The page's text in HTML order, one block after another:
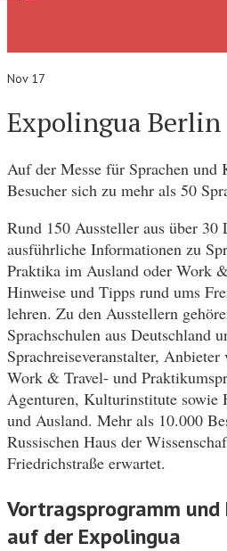
Nov 17
Expolingua Berlin
Auf der Messe für Sprachen und
Besucher sich zu mehr als 50
Rund 150 Aussteller aus über 30
ausführliche Informationen zu
Praktika im Ausland oder Work
Hinweise und Tipps rund ums
lehren. Zu den Ausstellern
Sprachschulen aus Deutschland
Sprachreiseveranstalter, Anbieter
Work & Travel- und
Agenturen, Kulturinstitute sowie
und Ausland. Mehr als 10.000
Russischen Haus der
Friedrichstraße erwartet.
Vortragsprogramm und
auf der Expolingua